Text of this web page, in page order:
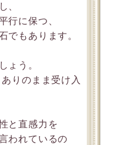
、
行に保つ、
でもあります。
ょう。
りのまま受け入
と直感力を
われているの